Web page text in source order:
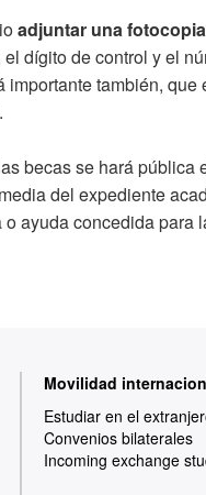
adjuntar una
dígito de control y el
también,
becas se hará pública
del expediente
ayuda concedida para
Movilidad
Estudiar en el
Convenios bilaterales
Incoming exchange